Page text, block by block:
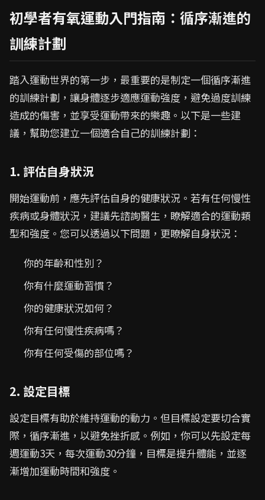
初學者有氧運動入門指南：循序漸進的
訓練計劃
踏入運動世界的第一步，最重要的是制定一個循序漸進
的訓練計劃，讓身體逐步適應運動強度，避免過度訓練
造成的傷害，並享受運動帶來的樂趣。以下是一些建
議，幫助您建立一個適合自己的訓練計劃：
1. 評估自身狀況
開始運動前，應先評估自身的健康狀況。若有任何慢性
疾病或身體狀況，建議先諮詢醫生，瞭解適合的運動類
型和強度。您可以透過以下問題，更瞭解自身狀況：
你的年齡和性別？
你有什麼運動習慣？
你的健康狀況如何？
你有任何慢性疾病嗎？
你有任何受傷的部位嗎？
2. 設定目標
設定目標有助於維持運動的動力。但目標設定要切合實
際，循序漸進，以避免挫折感。例如，你可以先設定每
週運動3天，每次運動30分鐘，目標是提升體能，並逐
漸增加運動時間和強度。